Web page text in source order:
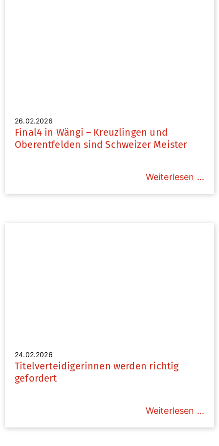
26.02.2026
Final4 in Wängi – Kreuzlingen und
Oberentfelden sind Schweizer Meister
Weiterlesen …
24.02.2026
Titelverteidigerinnen werden richtig
gefordert
Weiterlesen …